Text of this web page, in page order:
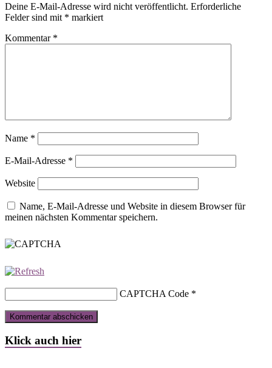
Deine E-Mail-Adresse wird nicht veröffentlicht. Erforderliche
Felder sind mit * markiert
Kommentar *
Name *
E-Mail-Adresse *
Website
Name, E-Mail-Adresse und Website in diesem Browser für
meinen nächsten Kommentar speichern.
CAPTCHA Code *
Klick auch hier